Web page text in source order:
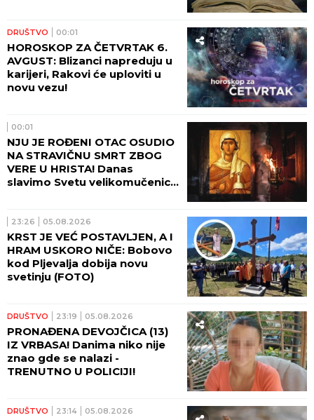
DRUŠTVO 00:01
HOROSKOP ZA ČETVRTAK 6.
AVGUST: Blizanci napreduju u
karijeri, Rakovi će uploviti u
novu vezu!
00:01
NJU JE ROĐENI OTAC OSUDIO
NA STRAVIČNU SMRT ZBOG
VERE U HRISTA! Danas
slavimo Svetu velikomučenicu
23:26 05.08.2026
KRST JE VEĆ POSTAVLJEN, A I
HRAM USKORO NIČE: Bobovo
kod Pljevalja dobija novu
svetinju (FOTO)
DRUŠTVO 23:19 05.08.2026
PRONAĐENA DEVOJČICA (13)
IZ VRBASA! Danima niko nije
znao gde se nalazi -
TRENUTNO U POLICIJI!
DRUŠTVO 23:14 05.08.2026